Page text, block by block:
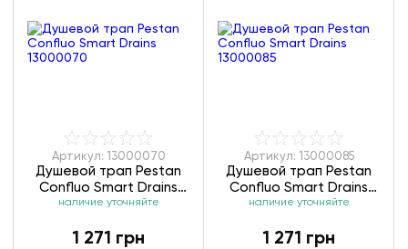
Артикул: 13000070
Душевой трап Pestan
Confluo Smart Drains
13000070
наличие уточняйте
1 271 грн
Артикул: 13000085
Душевой трап Pestan
Confluo Smart Drains
13000085
наличие уточняйте
1 271 грн